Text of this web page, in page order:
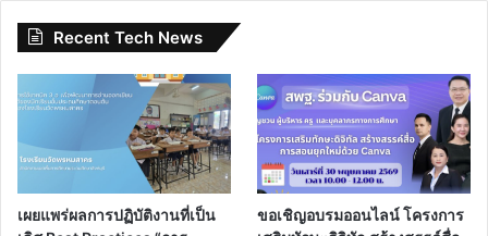
Recent Tech News
เผยแพร่ผลการปฏิบัติงานที่เป็น
ขอเชิญอบรมออนไลน์ โครงการ